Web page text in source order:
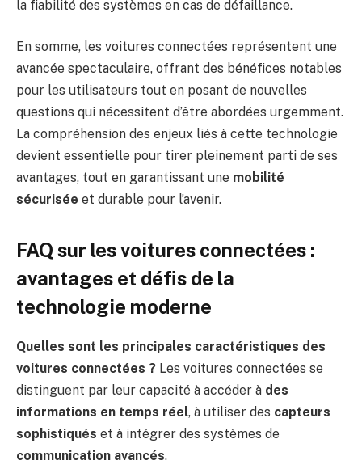
la fiabilité des systèmes en cas de défaillance.
En somme, les voitures connectées représentent une
avancée spectaculaire, offrant des bénéfices notables
pour les utilisateurs tout en posant de nouvelles
questions qui nécessitent d’être abordées urgemment.
La compréhension des enjeux liés à cette technologie
devient essentielle pour tirer pleinement parti de ses
avantages, tout en garantissant une mobilité
sécurisée et durable pour l’avenir.
FAQ sur les voitures connectées :
avantages et défis de la
technologie moderne
Quelles sont les principales caractéristiques des
voitures connectées ? Les voitures connectées se
distinguent par leur capacité à accéder à des
informations en temps réel, à utiliser des capteurs
sophistiqués et à intégrer des systèmes de
communication avancés.